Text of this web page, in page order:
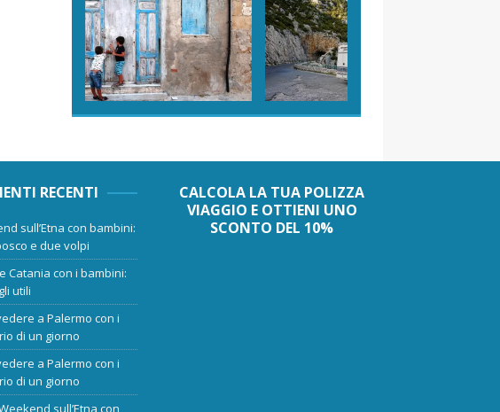
RECENTI
sull’Etna con bambini:
e due volpi
Catania con i bambini:
utili
a Palermo con i
di un giorno
a Palermo con i
di un giorno
CALCOLA LA TUA POLIZZA
VIAGGIO E OTTIENI UNO
SCONTO DEL 10%